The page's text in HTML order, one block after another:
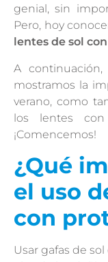
genial, sin
Pero, hoy
lentes de sol
A
mostramos la
verano, como
los lentes con
¡Comencemos!
¿Qué
el uso
con
Usar gafas de